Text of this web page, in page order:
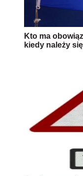
Kto ma
kiedy należy